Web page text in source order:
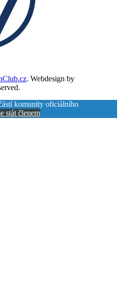
. Webdesign by
komunity oficiálního
stát členem